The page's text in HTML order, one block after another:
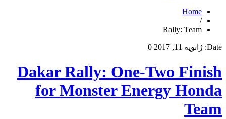
Home
/
Rally: Team
Date: ژانویه 11, 2017 0
Dakar Rally: One-Two Finish
for Monster Energy Honda
Team